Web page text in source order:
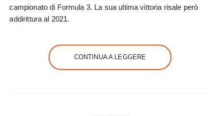
campionato di Formula 3. La sua ultima vittoria risale però
addirittura al 2021.
CONTINUA A LEGGERE